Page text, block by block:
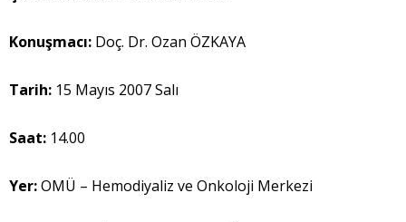
Konuşmacı: Doç. Dr. Ozan ÖZKAYA
Tarih: 15 Mayıs 2007 Salı
Saat: 14.00
Yer:OMÜ – Hemodiyaliz ve Onkoloji Merkezi